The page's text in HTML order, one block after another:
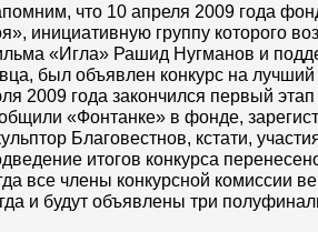
что 10 апреля 2009 года
инициативную группу которого
«Игла» Рашид Нугманов и
был объявлен конкурс на
2009 года закончился первый
«Фонтанке» в фонде,
Благовестнов, кстати,
итогов конкурса
все члены конкурсной комиссии
и будут объявлены три